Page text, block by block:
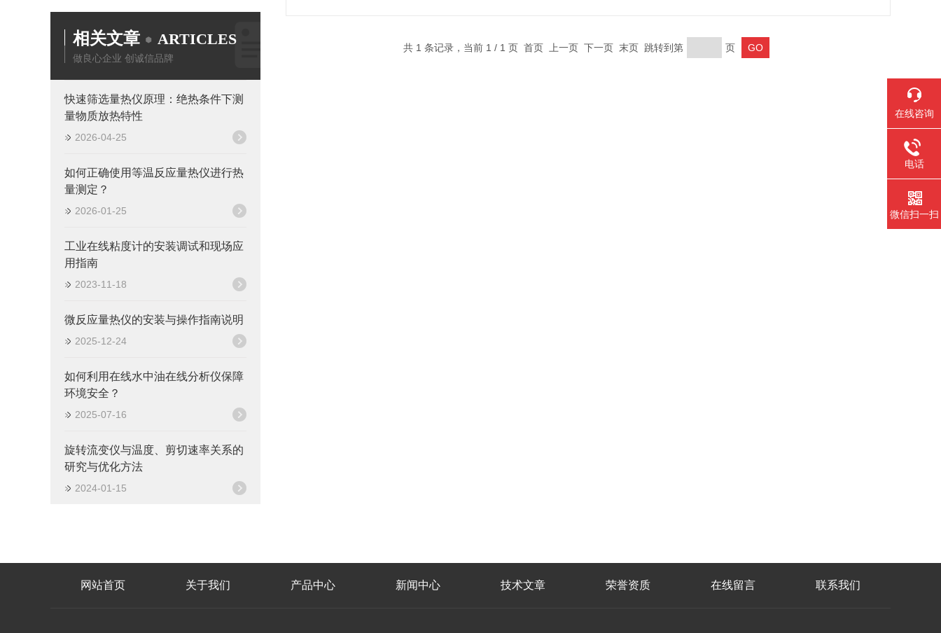
相关文章 ARTICLES
做良心企业 创诚信品牌
快速筛选量热仪原理：绝热条件下测
量物质放热特性
2026-04-25
如何正确使用等温反应量热仪进行热
量测定？
2026-01-25
工业在线粘度计的安装调试和现场应
用指南
2023-11-18
微反应量热仪的安装与操作指南说明
2025-12-24
如何利用在线水中油在线分析仪保障
环境安全？
2025-07-16
旋转流变仪与温度、剪切速率关系的
研究与优化方法
2024-01-15
共 1 条记录，当前 1 / 1 页 首页 上一页 下一页 末页 跳转到第 页
网站首页 关于我们 产品中心 新闻中心 技术文章 荣誉资质 在线留言 联系我们
在线咨询
电话
微信扫一扫